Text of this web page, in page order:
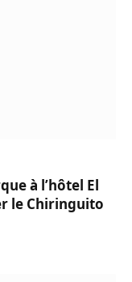
à l’hôtel El
le Chiringuito